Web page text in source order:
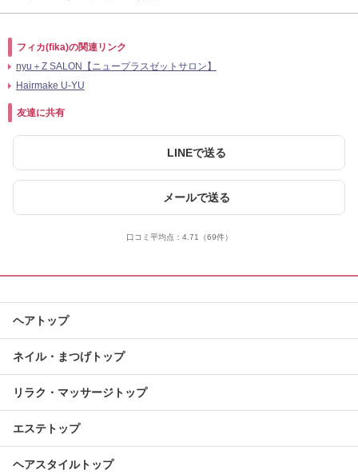
フィカ(fika)の関連リンク
nyu＋Z SALON【ニュープラスゼットサロン】
Hairmake U-YU
友達に共有
LINEで送る
メールで送る
口コミ平均点： 4.71 （69件）
ヘアトップ
ネイル・まつげトップ
リラク・マッサージトップ
エステトップ
ヘアスタイルトップ